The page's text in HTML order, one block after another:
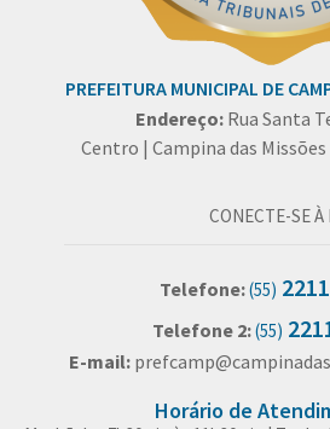
PREFEITURA MUNICIPAL DE
Endereço: Rua Santa
Centro | Campina das Missões
CONECTE-SE À
Telefone:(55)
Telefone 2:(55)
E-mail:
Horário de